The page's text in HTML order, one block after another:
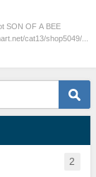
SON OF A BEE
cat13/shop5049/...
2